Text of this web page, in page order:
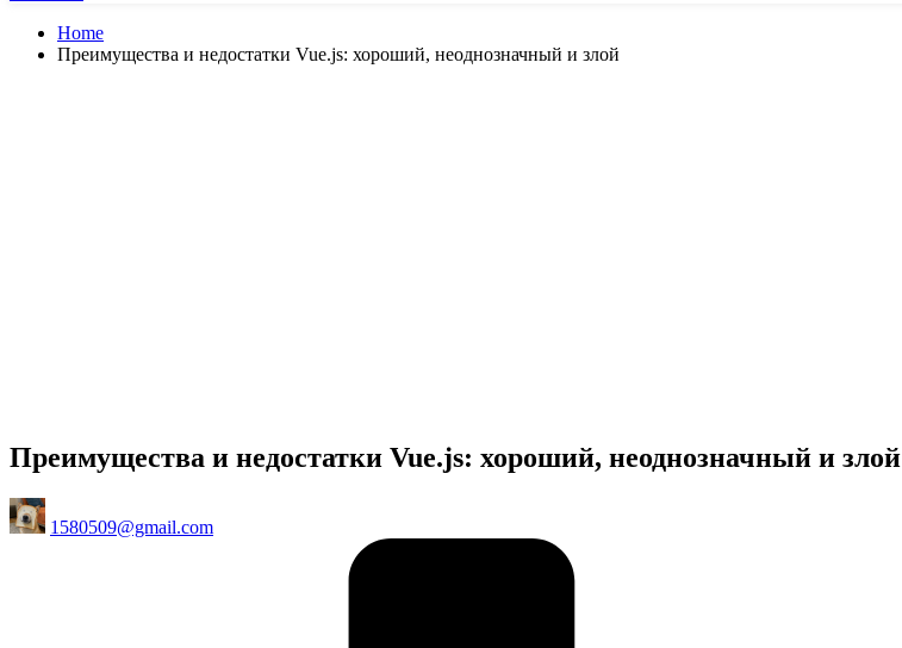
Home
Преимущества и недостатки Vue.js: хороший, неоднозначный и злой
Преимущества и недостатки Vue.js: хороший, неоднозначный и злой
Posted
by
1580509@gmail.com